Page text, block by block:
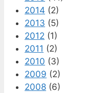
2014 (2)
2013 (5)
2012 (1)
2011 (2)
2010 (3)
2009 (2)
2008 (6)